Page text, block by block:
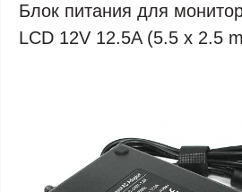
Блок питания для
LCD 12V 12.5A (5.5 x 2.5